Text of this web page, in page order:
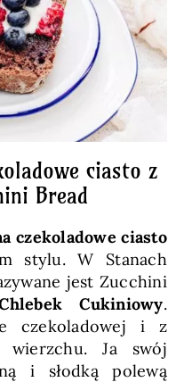
Przetwory
Posiłki
Zdrowo i fit
SKLEP
Polski
ciasto z
Bread
czekoladowe ciasto
stylu. W Stanach
jest Zucchini
Cukiniowy.
czekoladowej i z
wierzchu. Ja swój
i słodką polewą